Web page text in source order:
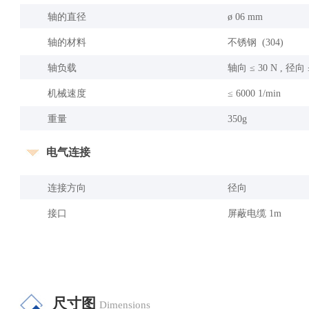
轴的直径 ø 06 mm
轴的材料 不锈钢 (304)
轴负载 轴向 ≤ 30 N , 径向
机械速度 ≤ 6000 1/min
重量 350g
电气连接
连接方向 径向
接口 屏蔽电缆 1m
尺寸图 Dimensions